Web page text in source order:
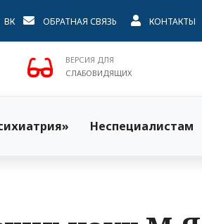
ВК ОБРАТНАЯ СВЯЗЬ КОНТАКТЫ
ВЕРСИЯ ДЛЯ
СЛАБОВИДЯЩИХ
Неспециалистам